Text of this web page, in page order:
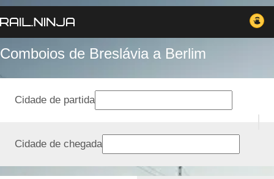
Comboios de Breslávia a Berlim
Cidade de partida
Cidade de chegada